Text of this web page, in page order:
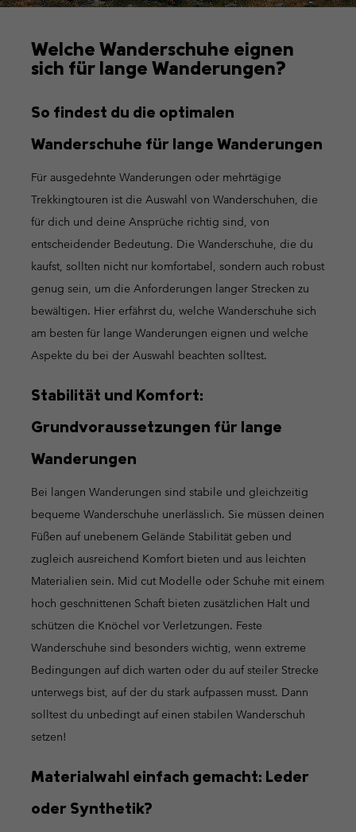
Welche Wanderschuhe eignen
sich für lange Wanderungen?
So findest du die optimalen
Wanderschuhe für lange Wanderungen
Für ausgedehnte Wanderungen oder mehrtägige
Trekkingtouren ist die Auswahl von Wanderschuhen, die
für dich und deine Ansprüche richtig sind, von
entscheidender Bedeutung. Die Wanderschuhe, die du
kaufst, sollten nicht nur komfortabel, sondern auch robust
genug sein, um die Anforderungen langer Strecken zu
bewältigen. Hier erfährst du, welche Wanderschuhe sich
am besten für lange Wanderungen eignen und welche
Aspekte du bei der Auswahl beachten solltest.
Stabilität und Komfort:
Grundvoraussetzungen für lange
Wanderungen
Bei langen Wanderungen sind stabile und gleichzeitig
bequeme Wanderschuhe unerlässlich. Sie müssen deinen
Füßen auf unebenem Gelände Stabilität geben und
zugleich ausreichend Komfort bieten und aus leichten
Materialien sein. Mid cut Modelle oder Schuhe mit einem
hoch geschnittenen Schaft bieten zusätzlichen Halt und
schützen die Knöchel vor Verletzungen. Feste
Wanderschuhe sind besonders wichtig, wenn extreme
Bedingungen auf dich warten oder du auf steiler Strecke
unterwegs bist, auf der du stark aufpassen musst. Dann
solltest du unbedingt auf einen stabilen Wanderschuh
setzen!
Materialwahl einfach gemacht: Leder
oder Synthetik?